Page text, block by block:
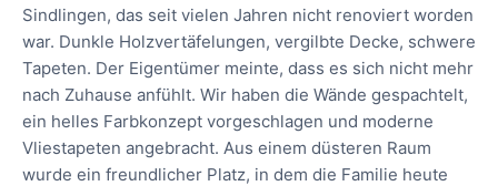
Sindlingen, das seit vielen Jahren nicht renoviert worden
war. Dunkle Holzvertäfelungen, vergilbte Decke, schwere
Tapeten. Der Eigentümer meinte, dass es sich nicht mehr
nach Zuhause anfühlt. Wir haben die Wände gespachtelt,
ein helles Farbkonzept vorgeschlagen und moderne
Vliestapeten angebracht. Aus einem düsteren Raum
wurde ein freundlicher Platz, in dem die Familie heute